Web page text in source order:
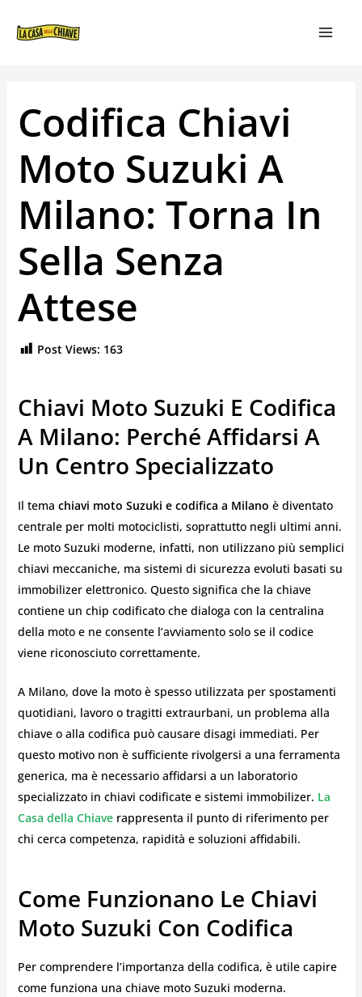
Codifica Chiavi
Moto Suzuki A
Milano: Torna In
Sella Senza
Attese
Post Views: 163
Chiavi Moto Suzuki E Codifica
A Milano: Perché Affidarsi A
Un Centro Specializzato
Il tema chiavi moto Suzuki e codifica a Milano è diventato
centrale per molti motociclisti, soprattutto negli ultimi anni.
Le moto Suzuki moderne, infatti, non utilizzano più semplici
chiavi meccaniche, ma sistemi di sicurezza evoluti basati su
immobilizer elettronico. Questo significa che la chiave
contiene un chip codificato che dialoga con la centralina
della moto e ne consente l’avviamento solo se il codice
viene riconosciuto correttamente.
A Milano, dove la moto è spesso utilizzata per spostamenti
quotidiani, lavoro o tragitti extraurbani, un problema alla
chiave o alla codifica può causare disagi immediati. Per
questo motivo non è sufficiente rivolgersi a una ferramenta
generica, ma è necessario affidarsi a un laboratorio
specializzato in chiavi codificate e sistemi immobilizer. La
Casa della Chiaverappresenta il punto di riferimento per
chi cerca competenza, rapidità e soluzioni affidabili.
Come Funzionano Le Chiavi
Moto Suzuki Con Codifica
Per comprendere l’importanza della codifica, è utile capire
come funziona una chiave moto Suzuki moderna.
ARTICOLI